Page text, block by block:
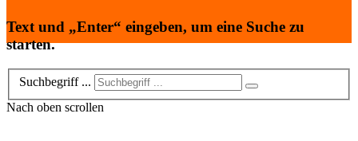
Text und „Enter“ eingeben, um eine Suche zu
starten.
Suchbegriff ...
Nach oben scrollen